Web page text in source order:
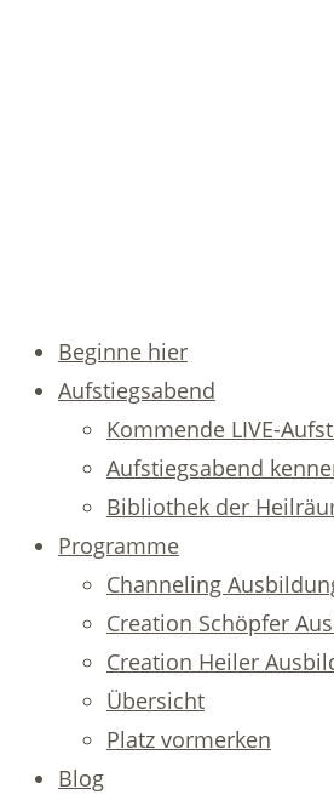
Beginne hier
Aufstiegsabend
Kommende LIVE-
Aufstiegsabend
Bibliothek der
Programme
Channeling
Creation Schöpfer
Creation Heiler
Übersicht
Platz vormerken
Blog